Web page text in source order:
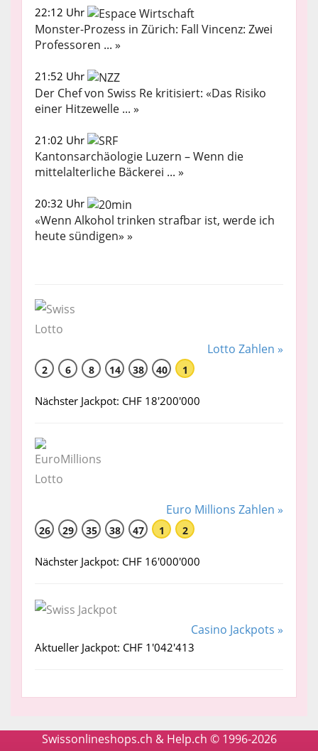
22:12 Uhr
Monster-Prozess in Zürich: Fall Vincenz: Zwei
Professoren ... »
21:52 Uhr
Der Chef von Swiss Re kritisiert: «Das Risiko
einer Hitzewelle ... »
21:02 Uhr
Kantonsarchäologie Luzern – Wenn die
mittelalterliche Bäckerei ... »
20:32 Uhr
«Wenn Alkohol trinken strafbar ist, werde ich
heute sündigen» »
Lotto Zahlen »
2 6 8 14 38 40 1
Nächster Jackpot: CHF 18'200'000
Euro Millions Zahlen »
26 29 35 38 47 1 2
Nächster Jackpot: CHF 16'000'000
Casino Jackpots »
Aktueller Jackpot: CHF 1'042'413
Swissonlineshops.ch & Help.ch © 1996-2026